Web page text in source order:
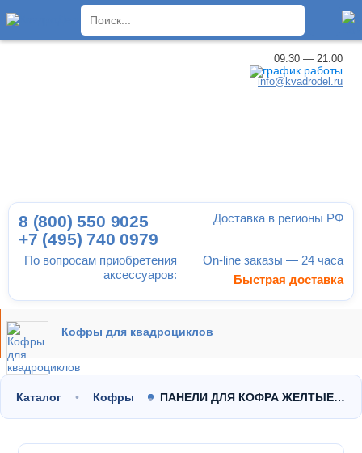
09:30 — 21:00
info@kvadrodel.ru
По вопросам приобретения
аксессуаров:
8 (800) 550 9025
+7 (495) 740 0979
Доставка в регионы РФ
On-line заказы — 24 часа
Быстрая доставка
Кофры для квадроциклов
Каталог Кофры ПАНЕЛИ ДЛЯ КОФРА ЖЕЛТЫЕ…
×